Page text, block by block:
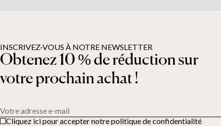
INSCRIVEZ-VOUS À NOTRE NEWSLETTER
Obtenez 10 % de réduction sur
votre prochain achat !
Votre adresse e-mail
Cliquez ici pour accepter notre politique de confidentialité